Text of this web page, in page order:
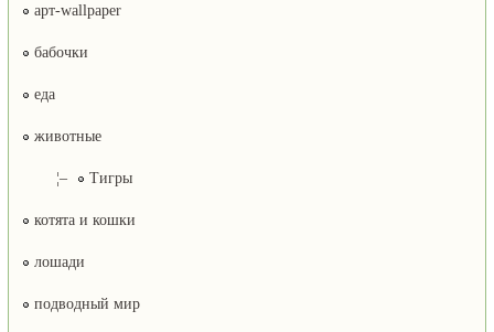
арт-wallpaper
бабочки
еда
животные
¦– Тигры
котята и кошки
лошади
подводный мир